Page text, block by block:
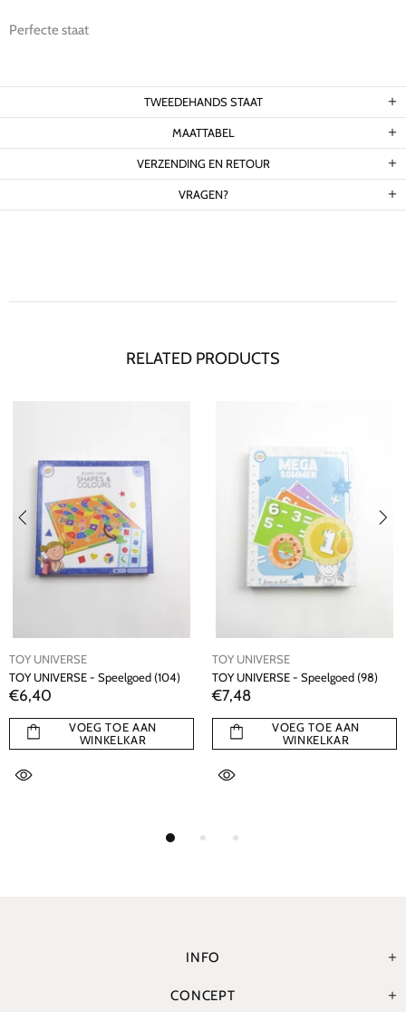
Perfecte staat
TWEEDEHANDS STAAT
MAATTABEL
VERZENDING EN RETOUR
VRAGEN?
RELATED PRODUCTS
TOY UNIVERSE
TOY UNIVERSE - Speelgoed (104)
€6,40
VOEG TOE AAN
WINKELKAR
TOY UNIVERSE
TOY UNIVERSE - Speelgoed (98)
€7,48
VOEG TOE AAN
WINKELKAR
INFO
CONCEPT